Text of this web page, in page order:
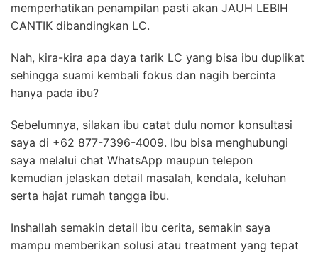
memperhatikan penampilan pasti akan JAUH LEBIH
CANTIK dibandingkan LC.
Nah, kira-kira apa daya tarik LC yang bisa ibu duplikat
sehingga suami kembali fokus dan nagih bercinta
hanya pada ibu?
Sebelumnya, silakan ibu catat dulu nomor konsultasi
saya di +62 877-7396-4009. Ibu bisa menghubungi
saya melalui chat WhatsApp maupun telepon
kemudian jelaskan detail masalah, kendala, keluhan
serta hajat rumah tangga ibu.
Inshallah semakin detail ibu cerita, semakin saya
mampu memberikan solusi atau treatment yang tepat